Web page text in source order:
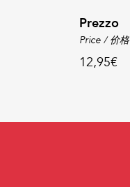
Prezzo
Price / 价格
12,95€